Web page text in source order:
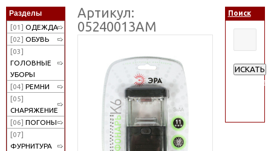
Разделы
[01] ОДЕЖДА
[02] ОБУВЬ
[03]
ГОЛОВНЫЕ
УБОРЫ
[04] РЕМНИ
[05]
СНАРЯЖЕНИЕ
[06] ПОГОНЫ
[07]
ФУРНИТУРА
Артикул:
05240013АМ
Поиск
ИСКАТЬ